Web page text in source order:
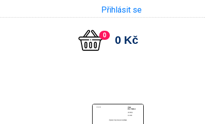
Přihlásit se
0 0 Kč